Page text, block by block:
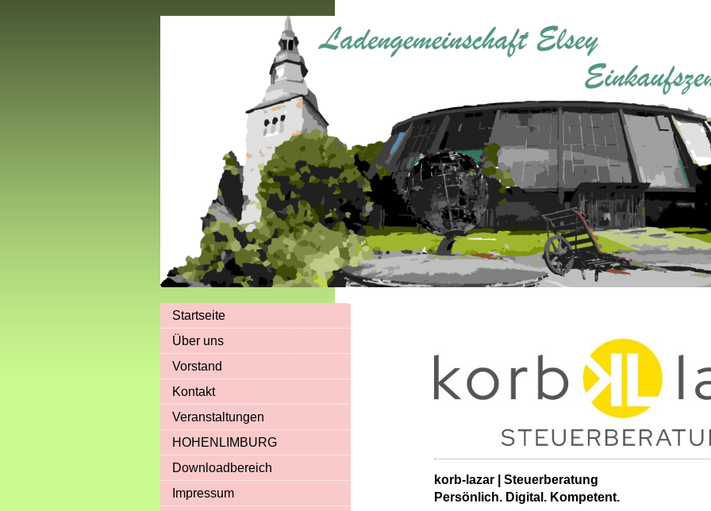
korb-lazar | Steuerberatung
Persönlich. Digital. Kompetent.
Startseite
Über uns
Vorstand
Kontakt
Veranstaltungen
HOHENLIMBURG
Downloadbereich
Impressum